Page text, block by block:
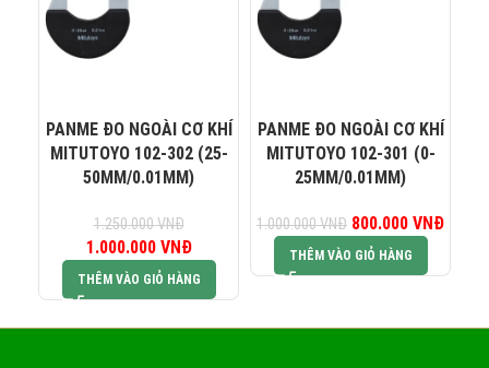
PANME ĐO NGOÀI CƠ KHÍ
MITUTOYO 102-302 (25-
50MM/0.01MM)
1.250.000VNĐ
Giá gốc là:
1.250.000 VNĐ.
1.000.000 VNĐ
Giá hiện tại là:
1.000.000 VNĐ.
THÊM VÀO GIỎ HÀNG
PANME ĐO NGOÀI CƠ KHÍ
MITUTOYO 102-301 (0-
25MM/0.01MM)
1.000.000VNĐ
Giá gốc là:
1.000.000 VNĐ.
800.000 VNĐ
THÊM VÀO GIỎ HÀNG
KINH DOANH 2: 0965 101 613
KINH DOANH 4: 0823 944 186